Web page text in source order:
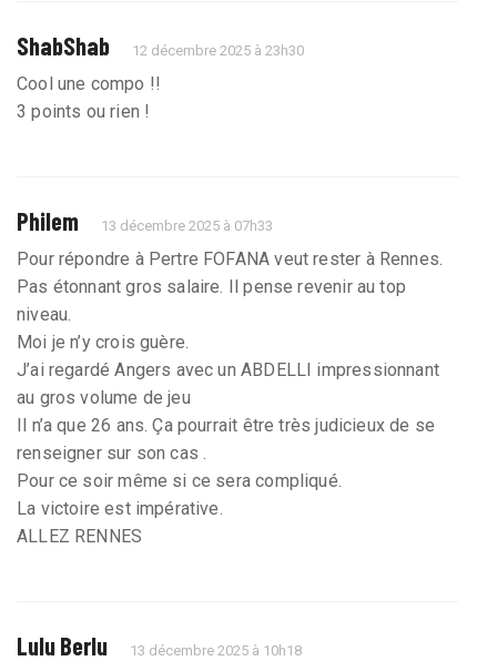
ShabShab 12 décembre 2025 à 23h30
Cool une compo !!
3 points ou rien !
Philem 13 décembre 2025 à 07h33
Pour répondre à Pertre FOFANA veut rester à Rennes.
Pas étonnant gros salaire. Il pense revenir au top
niveau.
Moi je n’y crois guère.
J’ai regardé Angers avec un ABDELLI impressionnant
au gros volume de jeu
Il n’a que 26 ans. Ça pourrait être très judicieux de se
renseigner sur son cas .
Pour ce soir même si ce sera compliqué.
La victoire est impérative.
ALLEZ RENNES
Lulu Berlu 13 décembre 2025 à 10h18